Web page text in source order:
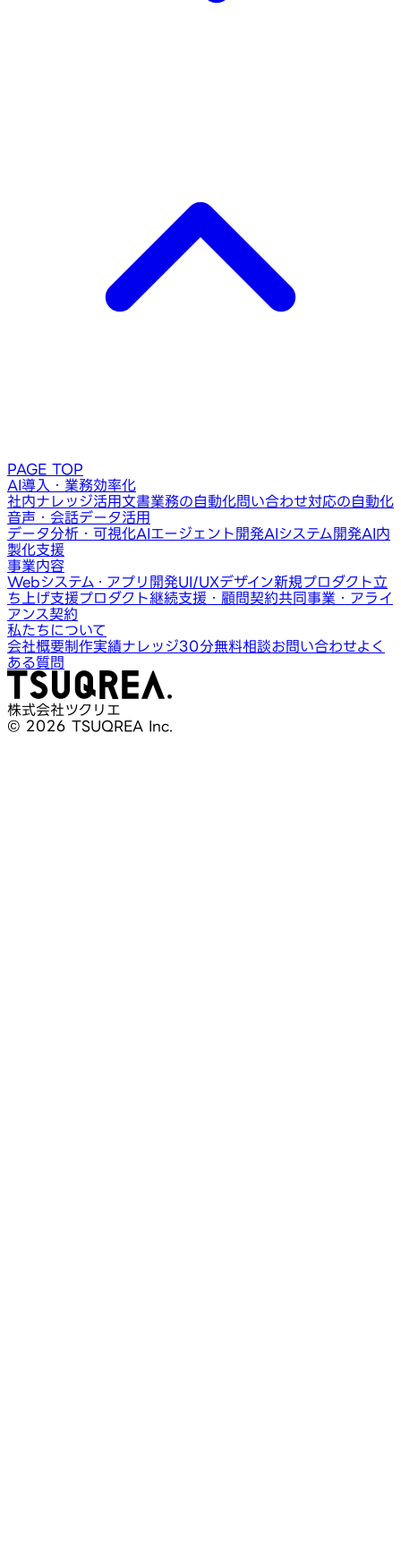
PAGE TOP
AI導入・業務効率化
社内ナレッジ活用文書業務の自動化問い合わせ対応の自動化
音声・会話データ活用
データ分析・可視化AIエージェント開発AIシステム開発AI内
製化支援
事業内容
Webシステム・アプリ開発UI/UXデザイン新規プロダクト立
ち上げ支援プロダクト継続支援・顧問契約共同事業・アライ
アンス契約
私たちについて
会社概要制作実績ナレッジ30分無料相談お問い合わせよく
ある質問
株式会社ツクリエ
© 2026 TSUQREA Inc.